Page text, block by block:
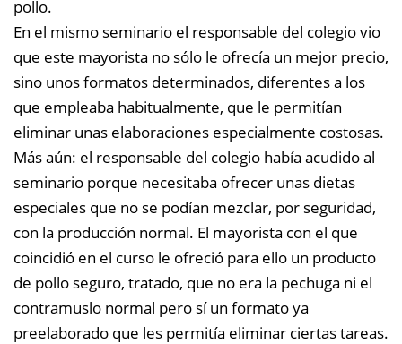
pollo.
En el mismo seminario el responsable del colegio vio
que este mayorista no sólo le ofrecía un mejor precio,
sino unos formatos determinados, diferentes a los
que empleaba habitualmente, que le permitían
eliminar unas elaboraciones especialmente costosas.
Más aún: el responsable del colegio había acudido al
seminario porque necesitaba ofrecer unas dietas
especiales que no se podían mezclar, por seguridad,
con la producción normal. El mayorista con el que
coincidió en el curso le ofreció para ello un producto
de pollo seguro, tratado, que no era la pechuga ni el
contramuslo normal pero sí un formato ya
preelaborado que les permitía eliminar ciertas tareas.